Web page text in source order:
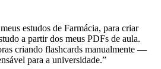
estudos de Farmácia, para criar
a partir dos meus PDFs de aula.
criando flashcards manualmente —
para a universidade.”